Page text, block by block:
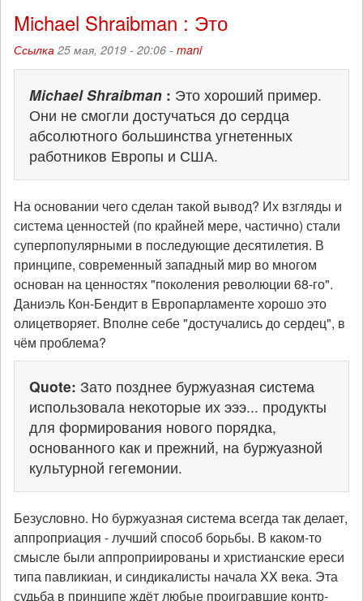
Michael Shraibman : Это
Ссылка 25 мая, 2019 - 20:06 - mani
Michael Shraibman: Это хороший пример.
Они не смогли достучаться до сердца
абсолютного большинства угнетенных
работников Европы и США.
На основании чего сделан такой вывод? Их взгляды и
система ценностей (по крайней мере, частично) стали
суперпопулярными в последующие десятилетия. В
принципе, современный западный мир во многом
основан на ценностях "поколения революции 68-го".
Даниэль Кон-Бендит в Европарламенте хорошо это
олицетворяет. Вполне себе "достучались до сердец", в
чём проблема?
Quote: Зато позднее буржуазная система
использовала некоторые их эээ... продукты
для формирования нового порядка,
основанного как и прежний, на буржуазной
культурной гегемонии.
Безусловно. Но буржуазная система всегда так делает,
аппроприация - лучший способ борьбы. В каком-то
смысле были аппроприированы и христианские ереси
типа павликиан, и синдикалисты начала XX века. Эта
судьба в принципе ждёт любые проигравшие контр-